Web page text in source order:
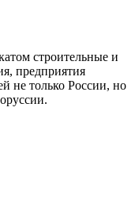
строительные и
предприятия
не только России, но